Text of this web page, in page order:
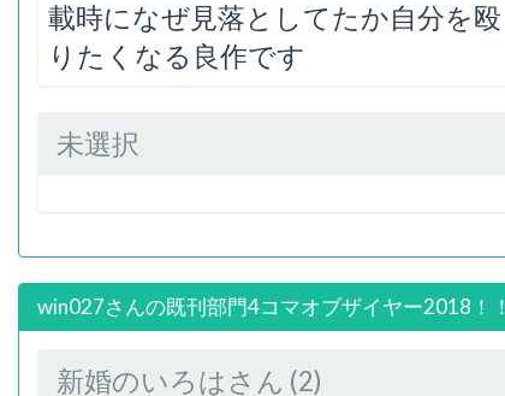
載時になぜ見落としてたか自分を殴
りたくなる良作です
未選択
win027さんの既刊部門4コマオブザイヤー2018！！
新婚のいろはさん (2)